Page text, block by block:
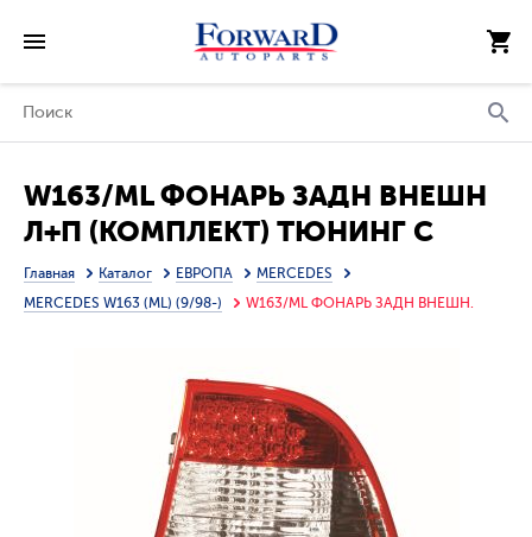
W163/ML ФОНАРЬ ЗАДН ВНЕШН
Л+П (КОМПЛЕКТ) ТЮНИНГ С
ДИОД СТОП СИГНАЛ (DEPO)
Главная Каталог ЕВРОПА
MERCEDES
MERCEDES W163 (ML) (9/98-)
W163/ML ФОНАРЬ ЗАДН ВНЕШН.